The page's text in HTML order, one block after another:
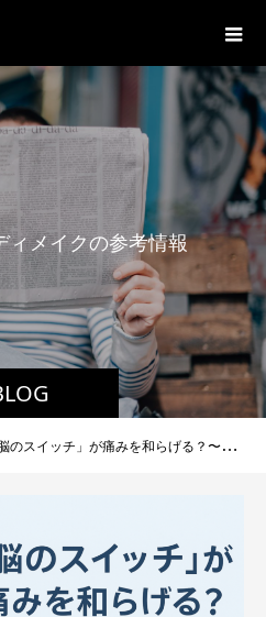
ィメイクの参考情報
のスイッチ」が痛みを和らげる？〜橋延髄網様体（PMRF）の働きとは〜